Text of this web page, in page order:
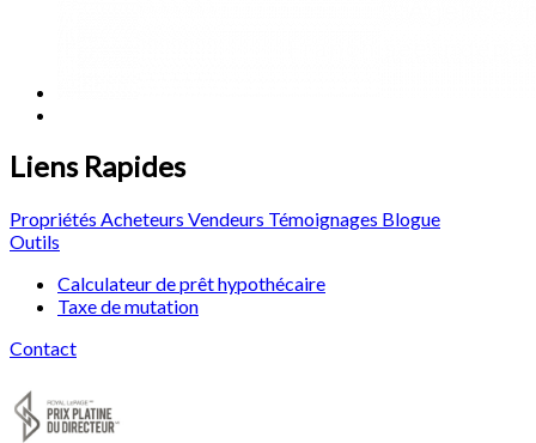
Liens Rapides
Propriétés Acheteurs Vendeurs Témoignages Blogue
Outils
Calculateur de prêt hypothécaire
Taxe de mutation
Contact